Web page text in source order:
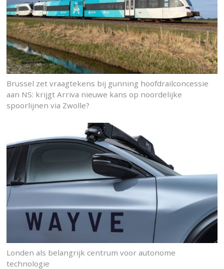
Brussel zet vraagtekens bij gunning hoofdrailconcessie
aan NS: krijgt Arriva nieuwe kans op noordelijke
spoorlijnen via Zwolle?
Londen als belangrijk centrum voor autonome
technologie